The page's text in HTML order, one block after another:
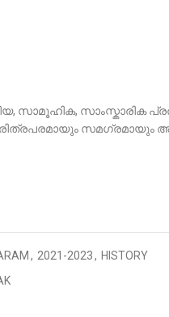
സാമൂഹിക, സാംസ്കാരിക
സമഗ്രമായും
, 2021-2023, HISTORY